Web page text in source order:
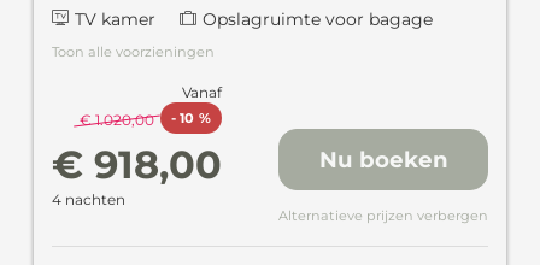
TV kamer
Opslagruimte voor bagage
Toon alle voorzieningen
Vanaf
€ 1.020,00
- 10 %
€ 918,00
4 nachten
Nu boeken
Alternatieve prijzen verbergen